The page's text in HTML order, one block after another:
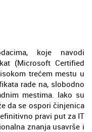
koje navodi
(Microsoft Certified
trećem mestu u
rade na, slobodno
mestima. Iako su
da se ospori činjenica
pravi put za IT
znanja usavrše i